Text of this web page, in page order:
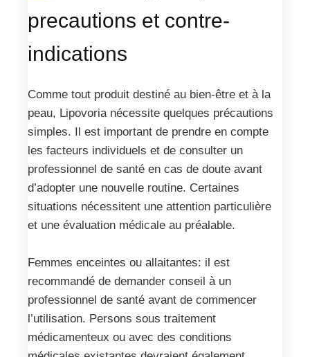
precautions et contre-
indications
Comme tout produit destiné au bien-être et à la
peau, Lipovoria nécessite quelques précautions
simples. Il est important de prendre en compte
les facteurs individuels et de consulter un
professionnel de santé en cas de doute avant
d’adopter une nouvelle routine. Certaines
situations nécessitent une attention particulière
et une évaluation médicale au préalable.
Femmes enceintes ou allaitantes: il est
recommandé de demander conseil à un
professionnel de santé avant de commencer
l’utilisation. Persons sous traitement
médicamenteux ou avec des conditions